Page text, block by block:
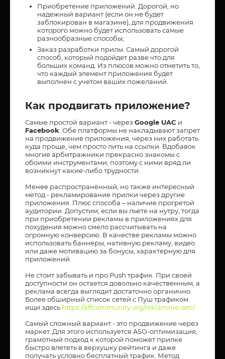
Приобретение приложений. Дорогой, но
надежный вариант (если он не будет
заблокирован в магазине), для продвижения
которого можно будет использовать самые
разнообразные способы;
Заказ разработки прилы. Самый дорогой
способ, который подойдет разве что для
больших команд. Из плюсов можно отметить то,
что каждый элемент приложения будет
выполнен с учетом ваших пожеланий.
Как продвигать приложение?
Самые простой вариант - через Google UAC и
Facebook. Обе платформы не накладывают запрет
на продвижение приложения, через них работать
куда проще, чем просто лить на ссылки. Вдобавок
многие арбитражники прекрасно знакомы с
обоими инструментами, поэтому с ними вряд ли
возникнут какие-либо трудности.
Менее распространённый, но также интересный
метод - рекламирование прилки через другие
приложения. Плюс способа – наличие прогретой
аудитории. Допустим, если вы льете на нутру, тогда
при приобретении рекламы в приложениях для
похудения можно смело рассчитывать на
огромную конверсию. В качестве рекламы можно
использовать баннеры, нативную рекламу, видео
или даже мотивацию за бонусы, характерную для
приложений.
Не стоит забывать и про Push трафик. При своей
доступности он остается довольно качественным, а
реклама всегда выглядит достаточно органично.
Более обширный список сетей с Пуш трафиком
ищи здесь https://affcommunity.org/reklamnie-seti/
Самый сложный вариант - это продвижение через
маркет. Для этого используется ASO-оптимизация,
грамотный подход к которой поможет прилке
быстро влететь в верхушку рейтинга и даже
получать условно бесплатный трафик. Метод